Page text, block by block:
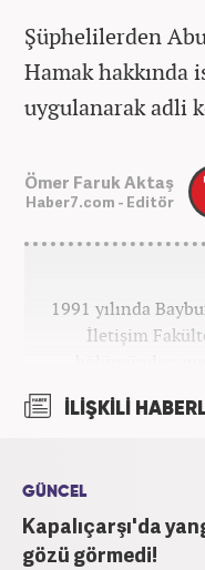
Şüphelilerden
Hamak hakkında
uygulanarak adli
Ömer Faruk Aktaş
Haber7.com - Editör
1991 yılında
İletişim
bölümünden
Gazetesi'nde
İLİŞKİLİ
GÜNCEL
Kapalıçarşı'da
gözü görmedi!